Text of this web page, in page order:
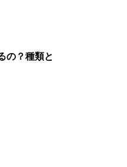
の？種類と